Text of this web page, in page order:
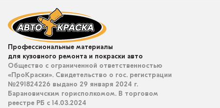
Профессиональные материалы
для кузовного ремонта и покраски авто
Общество с ограниченной ответственностью
«ПроКраски». Свидетельство о гос. регистрации
№291824226 выдано 29 января 2024 г.
Барановичским горисполкомом. В торговом
реестре РБ с 14.03.2024